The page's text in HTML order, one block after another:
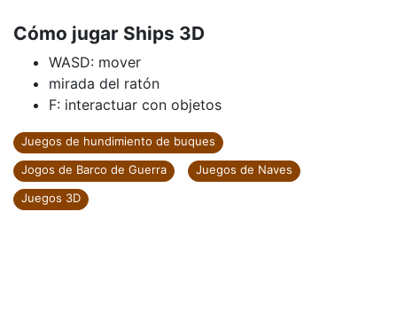
Cómo jugar Ships 3D
WASD: mover
mirada del ratón
F: interactuar con objetos
Juegos de hundimiento de buques
Jogos de Barco de Guerra
Juegos de Naves
Juegos 3D